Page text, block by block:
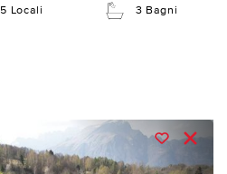
5 Locali 3 Bagni